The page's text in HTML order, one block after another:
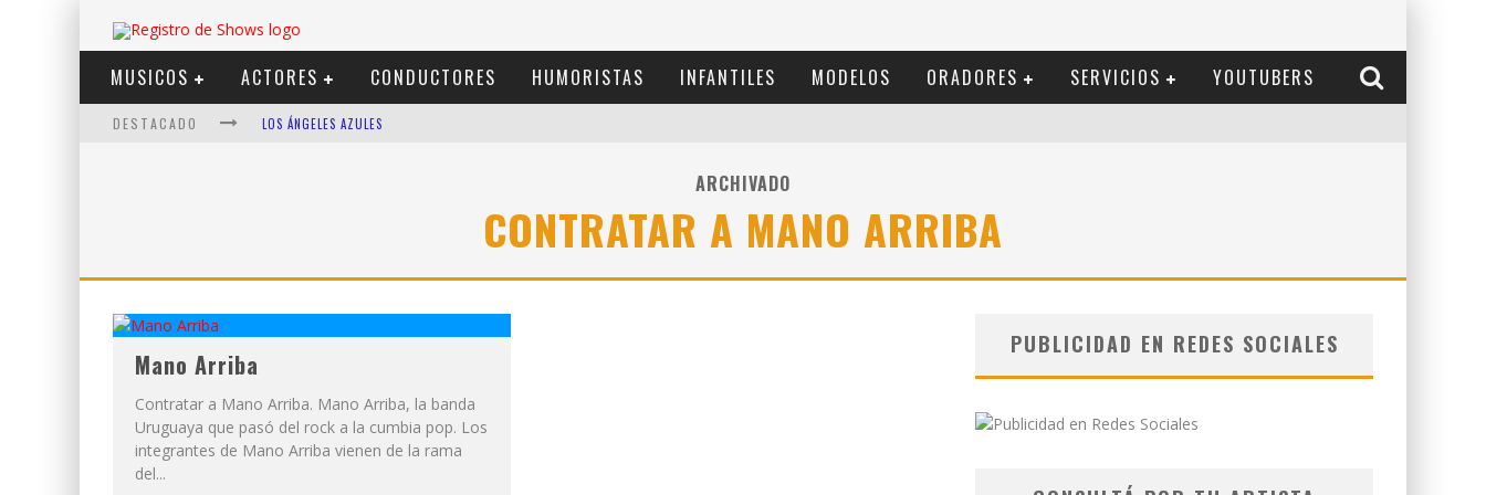
MUSICOS ACTORES CONDUCTORES HUMORISTAS INFANTILES MODELOS ORADORES SERVICIOS YOUTUBERS
DESTACADO LOS ÁNGELES AZULES
DUKI
ARCHIVADO
CONTRATAR A MANO ARRIBA
Mano Arriba
Contratar a Mano Arriba. Mano Arriba, la banda
Uruguaya que pasó del rock a la cumbia pop. Los
integrantes de Mano Arriba vienen de la rama
del...
PUBLICIDAD EN REDES SOCIALES